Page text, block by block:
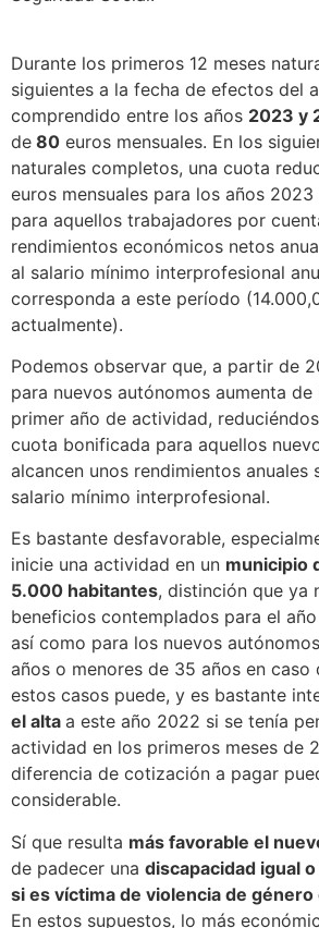
Durante los primeros 12 meses
siguientes a la fecha de efectos del
comprendido entre los años 2023 y
de 80 euros mensuales. En los
naturales completos, una cuota
euros mensuales para los años
para aquellos trabajadores por
rendimientos económicos netos
al salario mínimo interprofesional
corresponda a este período
actualmente).
Podemos observar que, a partir de
para nuevos autónomos aumenta
primer año de actividad,
cuota bonificada para aquellos
alcancen unos rendimientos anuales
salario mínimo interprofesional.
Es bastante desfavorable,
inicie una actividad en un municipio
5.000 habitantes, distinción que ya
beneficios contemplados para el
así como para los nuevos
años o menores de 35 años en caso
estos casos puede, y es bastante
el alta a este año 2022 si se tenía
actividad en los primeros meses de
diferencia de cotización a pagar
considerable.
Sí que resulta más favorable el
de padecer una discapacidad igual
si es víctima de violencia de
En estos supuestos, lo más